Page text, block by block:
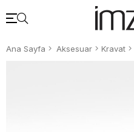
Ana Sayfa Aksesuar Kravat